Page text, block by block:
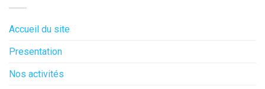
Accueil du site
Presentation
Nos activités